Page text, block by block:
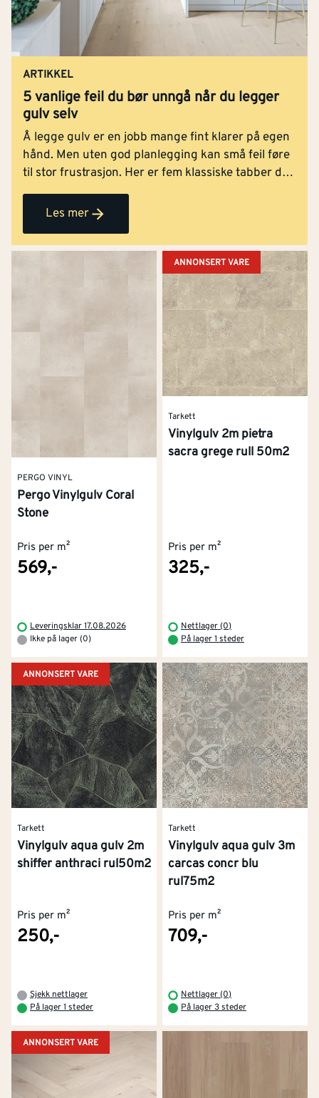
ARTIKKEL
5 vanlige feil du bør unngå når du legger
gulv selv
Å legge gulv er en jobb mange fint klarer på egen
hånd. Men uten god planlegging kan små feil føre
til stor frustrasjon. Her er fem klassiske tabber du
bør unngå.
Les mer
PERGO VINYL
Pergo Vinylgulv Coral
Stone
Pris per m²
569,-
Leveringsklar 17.08.2026
Ikke på lager (0)
ANNONSERT VARE
Tarkett
Vinylgulv 2m pietra
sacra grege rull 50m2
Pris per m²
325,-
Nettlager (0)
På lager 1 steder
ANNONSERT VARE
Tarkett
Vinylgulv aqua gulv 2m
shiffer anthraci rul50m2
Pris per m²
250,-
Sjekk nettlager
På lager 1 steder
Tarkett
Vinylgulv aqua gulv 3m
carcas concr blu
rul75m2
Pris per m²
709,-
Nettlager (0)
På lager 3 steder
ANNONSERT VARE